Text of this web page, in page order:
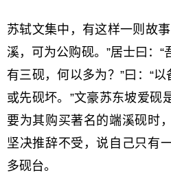
苏轼文集中，有这样一则故
溪，可为公购砚。”居士曰：
有三砚，何以多为？”曰：“
或先砚坏。”文豪苏东坡爱砚
要为其购买著名的端溪砚时
坚决推辞不受，说自己只有
多砚台。